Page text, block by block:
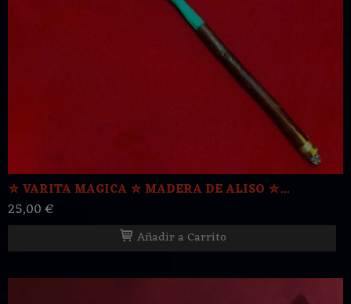
⛤ VARITA MAGICA ⛤ MADERA DE ALISO ⛤...
25,00 €
Añadir a Carrito